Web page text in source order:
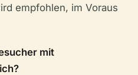
empfohlen, im Voraus
mit